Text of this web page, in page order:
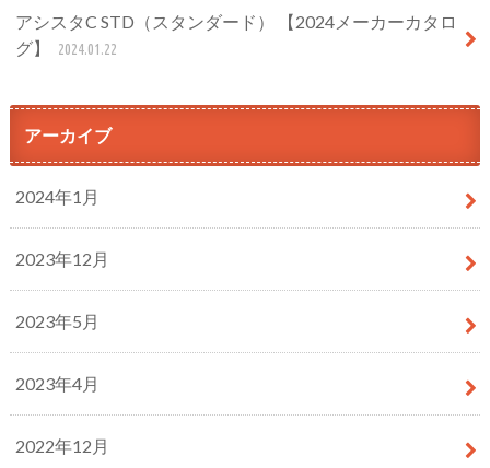
アシスタC STD（スタンダード） 【2024メーカーカタロ
グ】
2024.01.22
アーカイブ
2024年1月
2023年12月
2023年5月
2023年4月
2022年12月